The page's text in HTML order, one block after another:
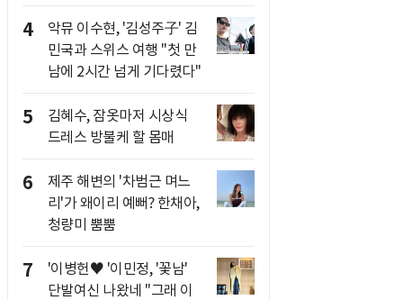
4
악뮤 이수현, '김성주子' 김
민국과 스위스 여행 "첫 만
남에 2시간 넘게 기다렸다"
5
김혜수, 잠옷마저 시상식
드레스 방불케 할 몸매
6
제주 해변의 '차범근 며느
리'가 왜이리 예뻐? 한채아,
청량미 뿜뿜
7
'이병헌♥ '이민정, '꽃남'
단발여신 나왔네 "그래 이